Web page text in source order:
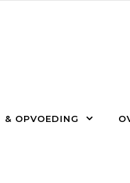
OPVOEDING